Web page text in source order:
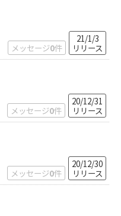
メッセージ0件
21/1/3
リリース
メッセージ0件
20/12/31
リリース
メッセージ0件
20/12/30
リリース